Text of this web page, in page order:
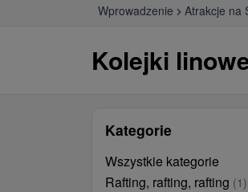
Wprowadzenie Atrakcje na
Kolejki
Kategorie
Wszystkie kategorie
Rafting, rafting, rafting (1)